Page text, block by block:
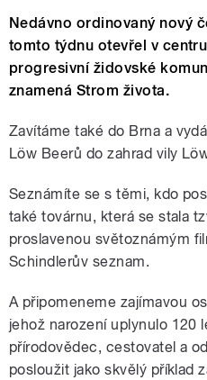
Nedávno ordinovaný nový
tomto týdnu otevřel v
progresivní židovské
znamená Strom života.
Zavítáme také do Brna a
Löw Beerů do zahrad vily
Seznámíte se s těmi, kdo
také továrnu, která se stala
proslavenou světoznámým
Schindlerův seznam.
A připomeneme zajímavou
jehož narození uplynulo 120
přírodovědec, cestovatel a
posloužit jako skvělý příklad